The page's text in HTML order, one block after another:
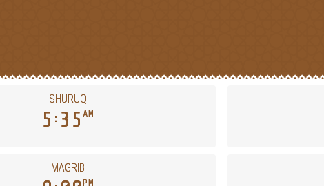
SHURUQ
5 35 AM
MAGRIB
PM